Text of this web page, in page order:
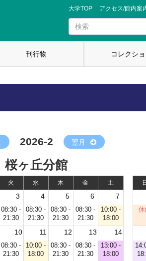
大学TOP アクセス/館内案
刊行物 コレクシ
2026-2 翌月
桜ヶ丘分館
火 水 木 金 土
3 4 5 6 7
08:30 -
21:30
08:30 -
21:30
08:30 -
21:30
08:30 -
21:30
10:00 -
18:00
10 11 12 13 14
08:30 -
21:30
10:00 -
18:00
08:30 -
21:30
08:30 -
21:30
13:00 -
18:00